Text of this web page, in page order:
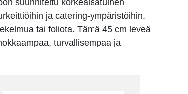
suunniteltu korkealaatuinen
ja catering-ympäristöihin,
tai foliota. Tämä 45 cm leveä
turvallisempaa ja